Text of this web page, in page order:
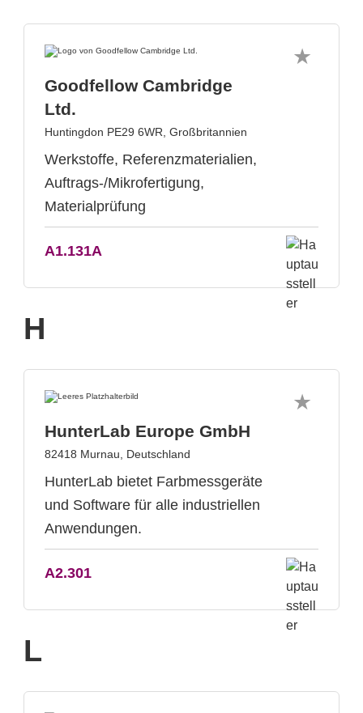
Goodfellow Cambridge
Ltd.
Huntingdon PE29 6WR, Großbritannien
Werkstoffe, Referenzmaterialien,
Auftrags-/Mikrofertigung,
Materialprüfung
A1.131A
H
HunterLab Europe GmbH
82418 Murnau, Deutschland
HunterLab bietet Farbmessgeräte
und Software für alle industriellen
Anwendungen.
A2.301
L